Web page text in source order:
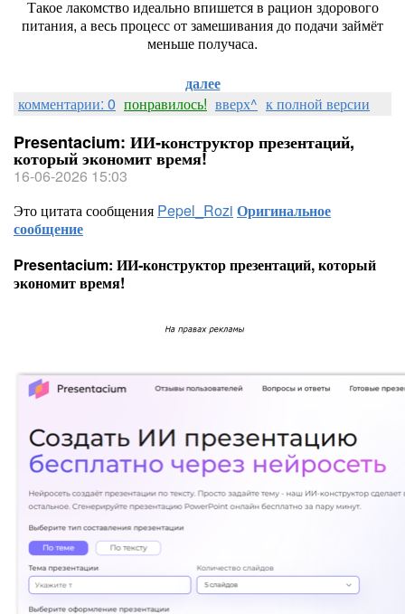
Такоелакомствоидеальновпишетсяв рацион здорового
питания, авесьпроцессотзамешиваниядоподачи займёт
меньшеполучаса.
далее
комментарии: 0 понравилось! вверх^ к полной версии
Presentacium: ИИ‑конструктор презентаций,
который экономит время!
16-06-2026 15:03
Это цитата сообщения Pepel_Rozi Оригинальное
сообщение
Presentacium: ИИ‑конструктор презентаций, который
экономит время!